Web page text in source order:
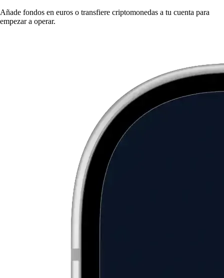
Añade fondos en euros o transfiere criptomonedas a tu cuenta para
empezar a operar.